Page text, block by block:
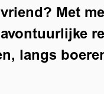
Met
langs